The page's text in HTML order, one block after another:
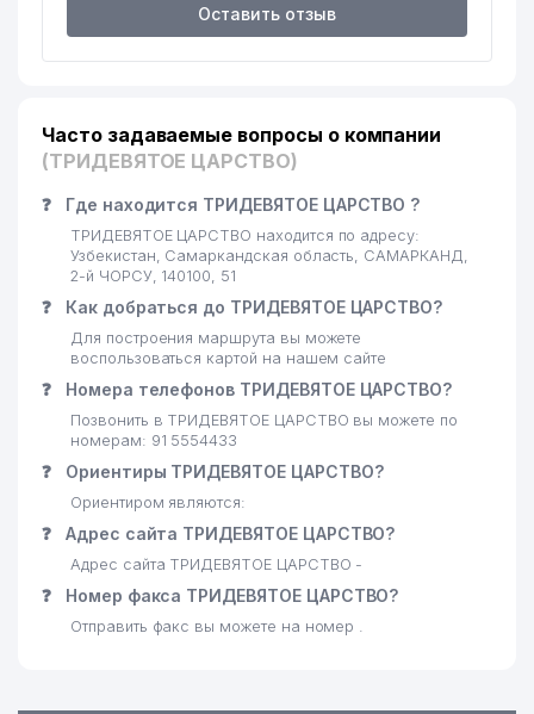
Оставить отзыв
Часто задаваемые вопросы о компании
(ТРИДЕВЯТОЕ ЦАРСТВО)
❓ Где находится ТРИДЕВЯТОЕ ЦАРСТВО ?
ТРИДЕВЯТОЕ ЦАРСТВО находится по адресу:
Узбекистан, Самаркандская область, САМАРКАНД,
2-й ЧОРСУ, 140100, 51
❓ Как добраться до ТРИДЕВЯТОЕ ЦАРСТВО?
Для построения маршрута вы можете
воспользоваться картой на нашем сайте
❓ Номера телефонов ТРИДЕВЯТОЕ ЦАРСТВО?
Позвонить в ТРИДЕВЯТОЕ ЦАРСТВО вы можете по
номерам: 91 5554433
❓ Ориентиры ТРИДЕВЯТОЕ ЦАРСТВО?
Ориентиром являются:
❓ Адрес сайта ТРИДЕВЯТОЕ ЦАРСТВО?
Адрес сайта ТРИДЕВЯТОЕ ЦАРСТВО -
❓ Номер факса ТРИДЕВЯТОЕ ЦАРСТВО?
Отправить факс вы можете на номер .